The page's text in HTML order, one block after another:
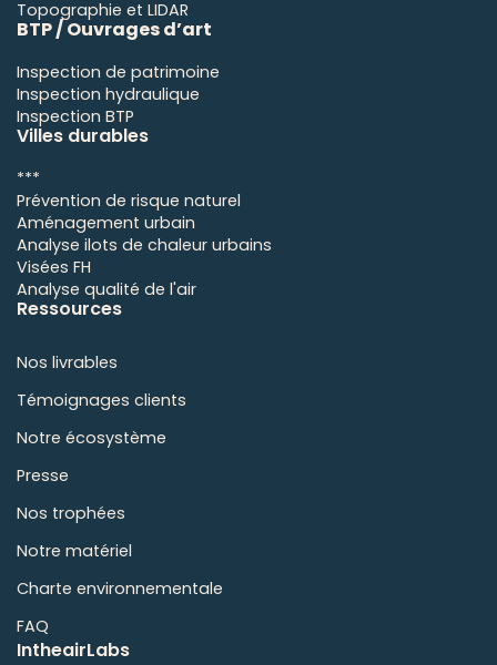
Topographie et LIDAR
BTP / Ouvrages d’art
Inspection de patrimoine
Inspection hydraulique
Inspection BTP
Villes durables
***
Prévention de risque naturel
Aménagement urbain
Analyse ilots de chaleur urbains
Visées FH
Analyse qualité de l'air
Ressources
Nos livrables
Témoignages clients
Notre écosystème
Presse
Nos trophées
Notre matériel
Charte environnementale
FAQ
IntheairLabs